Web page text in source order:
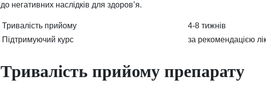
до негативних наслідків для здоров’я.
Тривалість прийому
4-8 тижнів
Підтримуючий курс
за рекомендацією
Тривалість прийому препарату